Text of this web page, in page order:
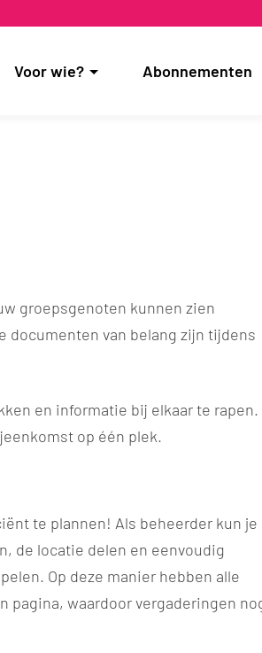
Voor wie? Abonnementen
groepsgenoten kunnen zien
documenten van belang zijn tijdens
en informatie bij elkaar te rapen.
op één plek.
te plannen! Als beheerder kun je
de locatie delen en eenvoudig
Op deze manier hebben alle
pagina, waardoor vergaderingen